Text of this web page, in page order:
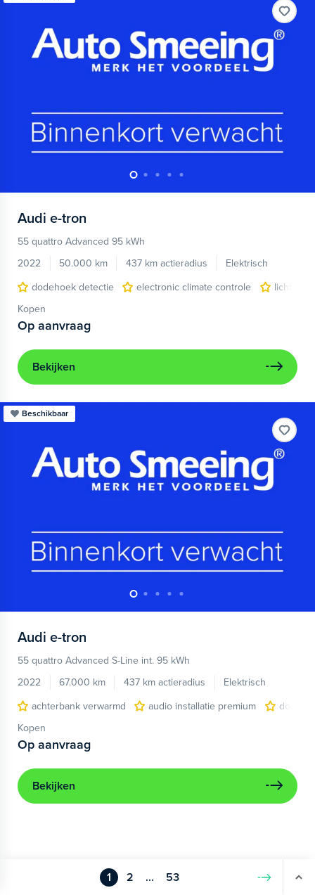
Audi e-tron
55 quattro Advanced 95 kWh
2022
50.000 km 437 km actieradius
Elektrisch
dodehoek detectie
electronic climate controle
Kopen
Op aanvraag
Bekijken
Beschikbaar
Audi e-tron
55 quattro Advanced S-Line int. 95 kWh
2022
67.000 km 437 km actieradius
Elektrisch
achterbank verwarmd
audio installatie premium
Kopen
Op aanvraag
Bekijken
1 2 ... 53 Volgende